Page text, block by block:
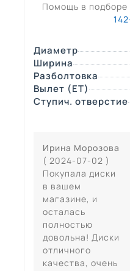
Помощь в подборе
Диаметр
Ширина
Разболтовка
Вылет (ЕТ)
Ступич. отверстие
Ирина Морозова
( 2024-07-02 )
Покупала диски
в вашем
магазине, и
осталась
полностью
довольна! Диски
отличного
качества, очень